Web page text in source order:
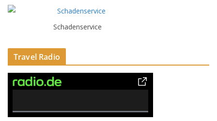
Schadenservice
Travel Radio
0% Complete